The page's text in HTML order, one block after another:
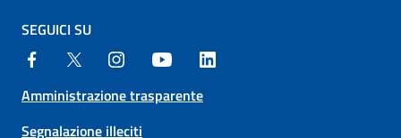
SEGUICI SU
Amministrazione trasparente
Segnalazione illeciti